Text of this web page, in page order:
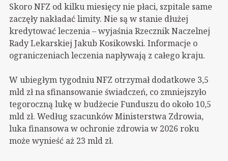
Skoro NFZ od kilku miesięcy nie płaci, szpitale same
zaczęły nakładać limity. Nie są w stanie dłużej
kredytować leczenia – wyjaśnia Rzecznik Naczelnej
Rady Lekarskiej Jakub Kosikowski. Informacje o
ograniczeniach leczenia napływają z całego kraju.
W ubiegłym tygodniu NFZ otrzymał dodatkowe 3,5
mld zł na sfinansowanie świadczeń, co zmniejszyło
tegoroczną lukę w budżecie Funduszu do około 10,5
mld zł. Według szacunków Ministerstwa Zdrowia,
luka finansowa w ochronie zdrowia w 2026 roku
może wynieść aż 23 mld zł.